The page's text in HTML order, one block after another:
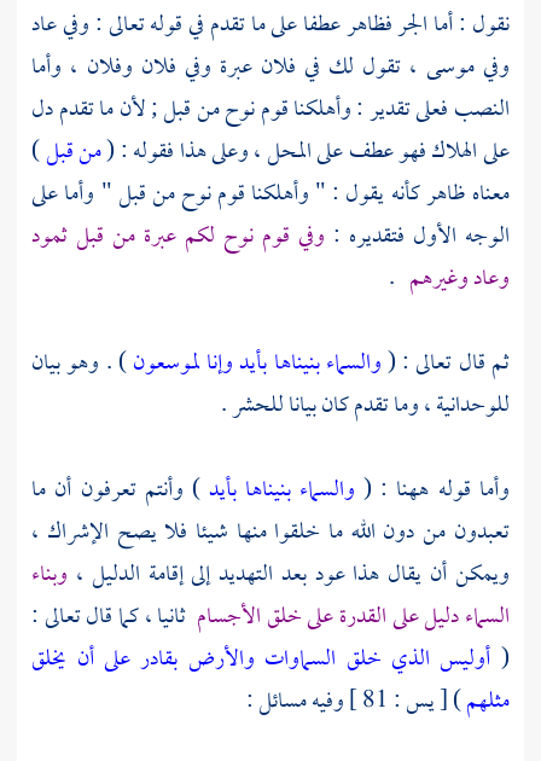
نقول : أما الجر فظاهر عطفا على ما تقدم في قوله تعالى : وفيعاد
وفيموسى ، تقول لك في فلان عبرة وفي فلان وفلان ، وأما
النصب فعلى تقدير : وأهلكناقوم نوحمن قبل ; لأن ما تقدم دل
على الهلاك فهو عطف على المحل ، وعلى هذا فقوله : (من قبل)
معناه ظاهر كأنه يقول : " وأهلكناقوم نوحمن قبل " وأما على
الوجه الأول فتقديره : وفي قوم نوح لكم عبرة من قبلثمود
وعادوغيرهم .
ثم قال تعالى : (والسماء بنيناها بأيد وإنا لموسعون) . وهو بيان
للوحدانية ، وما تقدم كان بيانا للحشر .
وأما قوله ههنا : ( والسماء بنيناها بأيد) وأنتم تعرفون أن ما
تعبدون من دون الله ما خلقوا منها شيئا فلا يصح الإشراك ،
ويمكن أن يقال هذا عود بعد التهديد إلى إقامة الدليل ، وبناء
السماء دليل على القدرة على خلق الأجسام ثانيا ، كما قال تعالى :
( أوليس الذي خلق السماوات والأرض بقادر على أن يخلق
مثلهم) [ يس : 81 ] وفيه مسائل :